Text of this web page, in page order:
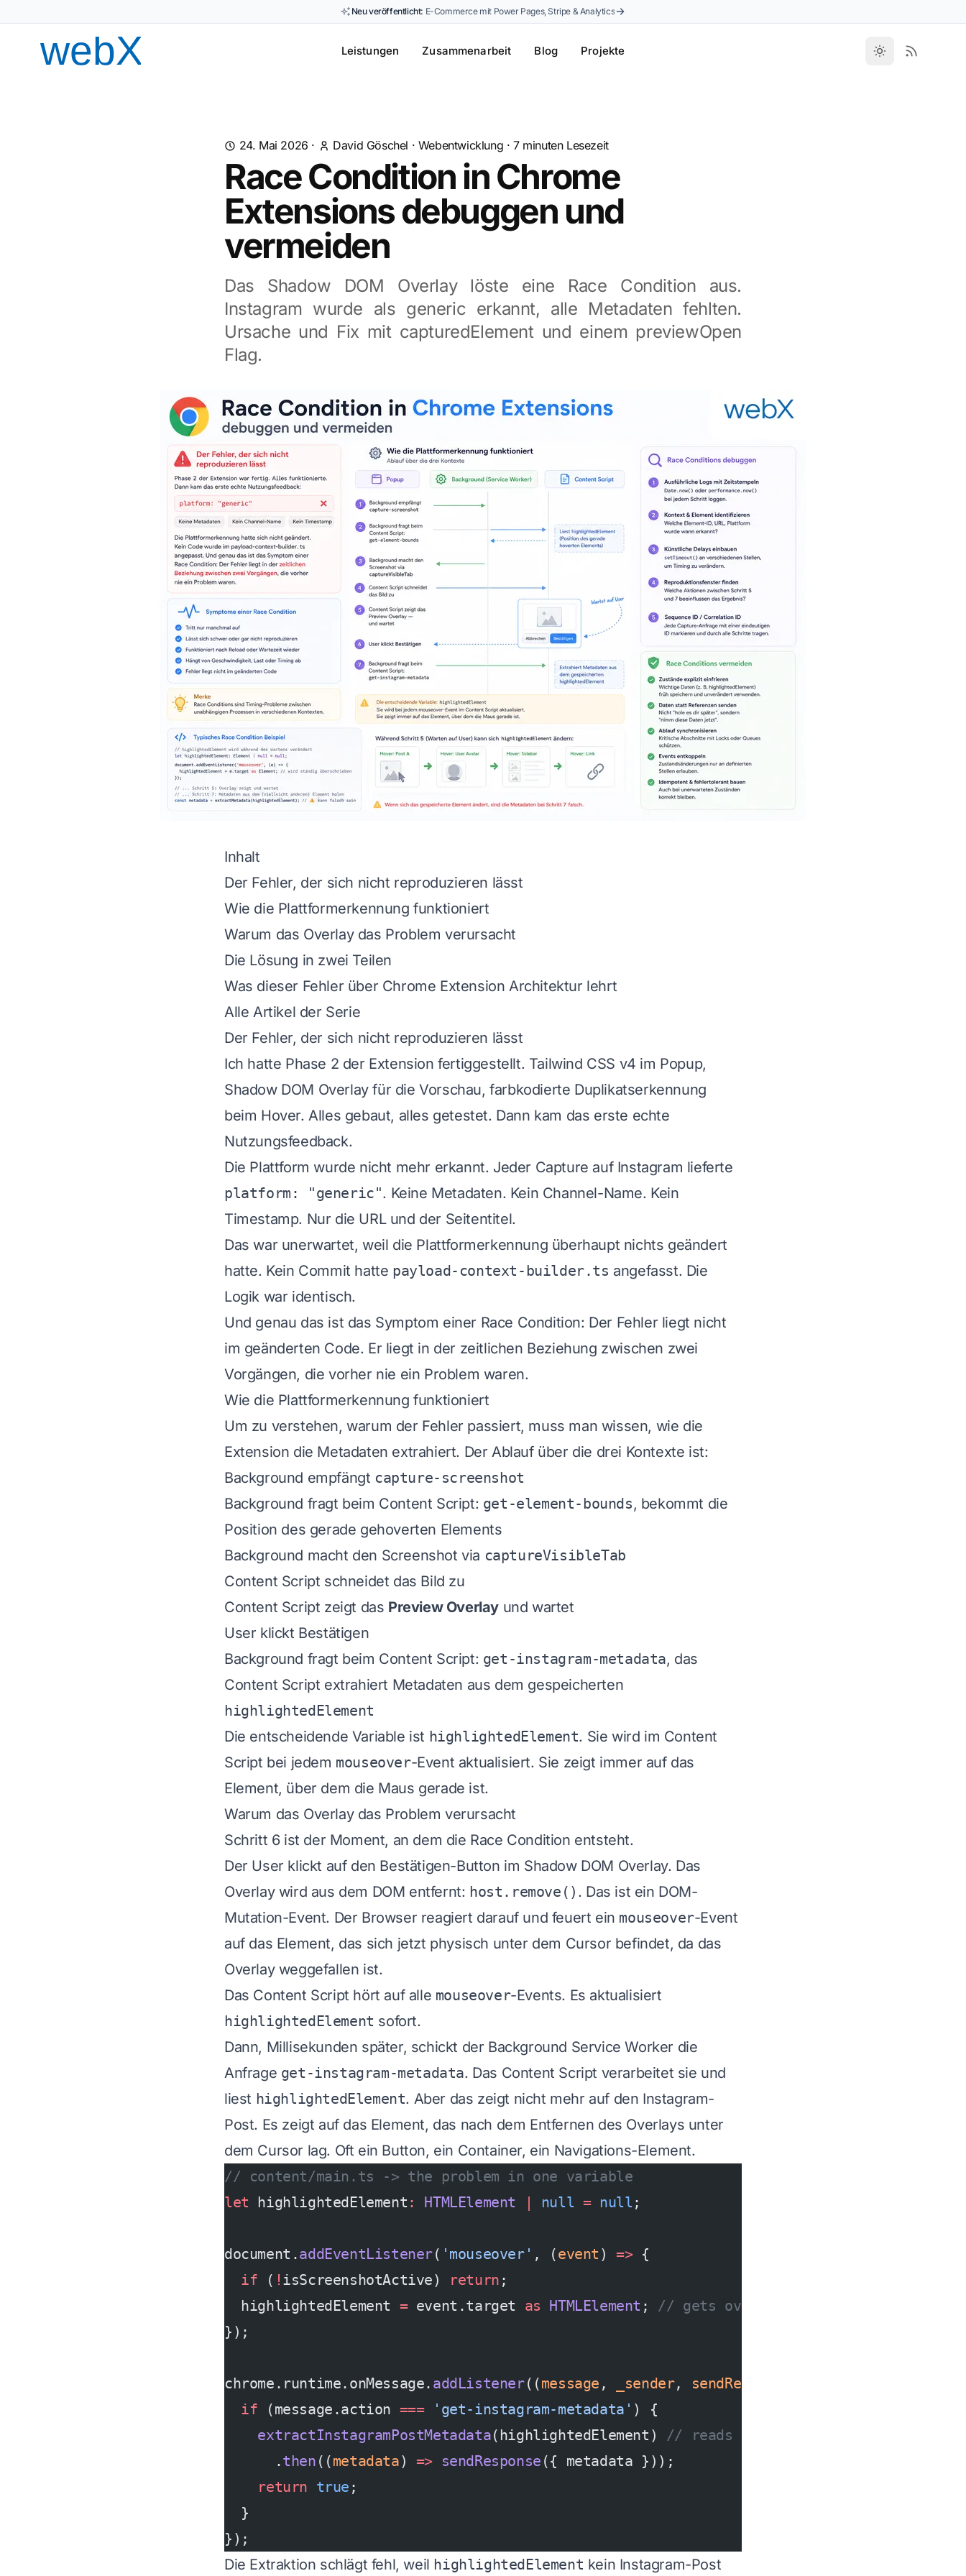
Neu veröffentlicht: E-Commerce mit Power Pages, Stripe & Analytics
Leistungen Zusammenarbeit Blog Projekte
24. Mai 2026 · David Göschel · Webentwicklung ·7minuten Lesezeit
Race Condition in Chrome
Extensions debuggen und
vermeiden
Das Shadow DOM Overlay löste eine Race Condition aus.
Instagram wurde als generic erkannt, alle Metadaten fehlten.
Ursache und Fix mit capturedElement und einem previewOpen
Flag.
Inhalt
Der Fehler, der sich nicht reproduzieren lässt
Wie die Plattformerkennung funktioniert
Warum das Overlay das Problem verursacht
Die Lösung in zwei Teilen
Was dieser Fehler über Chrome Extension Architektur lehrt
Alle Artikel der Serie
Der Fehler, der sich nicht reproduzieren lässt
Ich hatte Phase 2 der Extension fertiggestellt. Tailwind CSS v4 im Popup,
Shadow DOM Overlay für die Vorschau, farbkodierte Duplikatserkennung
beim Hover. Alles gebaut, alles getestet. Dann kam das erste echte
Nutzungsfeedback.
Die Plattform wurde nicht mehr erkannt. Jeder Capture auf Instagram lieferte
platform: "generic". Keine Metadaten. Kein Channel-Name. Kein
Timestamp. Nur die URL und der Seitentitel.
Das war unerwartet, weil die Plattformerkennung überhaupt nichts geändert
hatte. Kein Commit hatte payload-context-builder.ts angefasst. Die
Logik war identisch.
Und genau das ist das Symptom einer Race Condition: Der Fehler liegt nicht
im geänderten Code. Er liegt in der zeitlichen Beziehung zwischen zwei
Vorgängen, die vorher nie ein Problem waren.
Wie die Plattformerkennung funktioniert
Um zu verstehen, warum der Fehler passiert, muss man wissen, wie die
Extension die Metadaten extrahiert. Der Ablauf über die drei Kontexte ist:
Background empfängt capture-screenshot
Background fragt beim Content Script: get-element-bounds, bekommt die
Position des gerade gehoverten Elements
Background macht den Screenshot via captureVisibleTab
Content Script schneidet das Bild zu
Content Script zeigt das Preview Overlay und wartet
User klickt Bestätigen
Background fragt beim Content Script: get-instagram-metadata, das
Content Script extrahiert Metadaten aus dem gespeicherten
highlightedElement
Die entscheidende Variable ist highlightedElement. Sie wird im Content
Script bei jedem mouseover-Event aktualisiert. Sie zeigt immer auf das
Element, über dem die Maus gerade ist.
Warum das Overlay das Problem verursacht
Schritt 6 ist der Moment, an dem die Race Condition entsteht.
Der User klickt auf den Bestätigen-Button im Shadow DOM Overlay. Das
Overlay wird aus dem DOM entfernt: host.remove() . Das ist ein DOM-
Mutation-Event. Der Browser reagiert darauf und feuert ein mouseover-Event
auf das Element, das sich jetzt physisch unter dem Cursor befindet, da das
Overlay weggefallen ist.
Das Content Script hört auf alle mouseover-Events. Es aktualisiert
highlightedElement sofort.
Dann, Millisekunden später, schickt der Background Service Worker die
Anfrage get-instagram-metadata. Das Content Script verarbeitet sie und
liest highlightedElement. Aber das zeigt nicht mehr auf den Instagram-
Post. Es zeigt auf das Element, das nach dem Entfernen des Overlays unter
dem Cursor lag. Oft ein Button, ein Container, ein Navigations-Element.
// content/main.ts -> the problem in one variable
let highlightedElement : HTMLElement | null = null ;
document.addEventListener( 'mouseover' , (event ) => {
  if
( ! isScreenshotActive) return ;
  highlightedElement
= event.target as HTMLElement ; // gets overwritten after overlay
});
chrome.runtime.onMessage. addListener((message , _sender, sendResponse
  if
(message.action === 'get-instagram-metadata' ) {
    extractInstagramPostMetadata
(highlightedElement) // reads the already overwritten
      .
then ((metadata) => sendResponse ({ metadata }));
    return
true ;
  }
});
Die Extraktion schlägt fehl, weil highlightedElement kein Instagram-Post